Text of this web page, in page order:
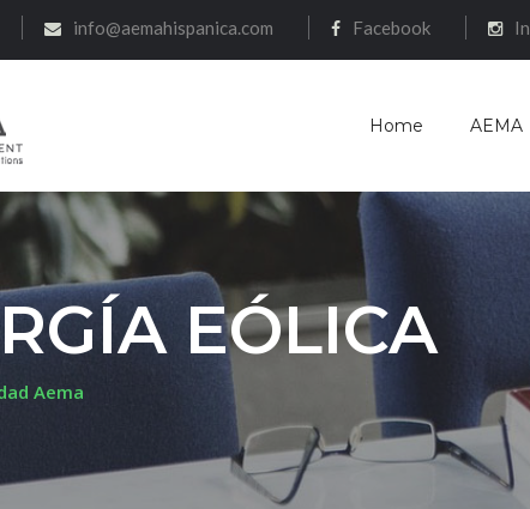
info@aemahispanica.com Facebook
Home AEMA
EÓLICA
Aema